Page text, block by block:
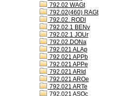
792.02 WAGt
792.02(460) RAGt
792.02. RODl
792.02.1 BENv
792.02.1 JOUr
792.02.DONa
792.021 ALAp
792.021 APPb
792.021 APPe
792.021 ARId
792.021 AROe
792.021 ARTe
792.021 ASOc